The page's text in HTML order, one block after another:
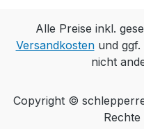
Alle Preise inkl.
Versandkostenund ggf.
nicht
Copyright ©